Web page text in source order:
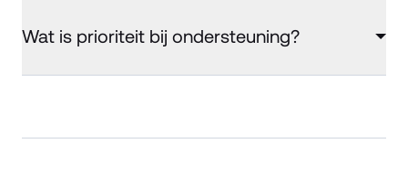
Wat is prioriteit bij ondersteuning?